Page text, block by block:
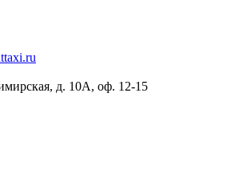
д. 10А, оф. 12-15